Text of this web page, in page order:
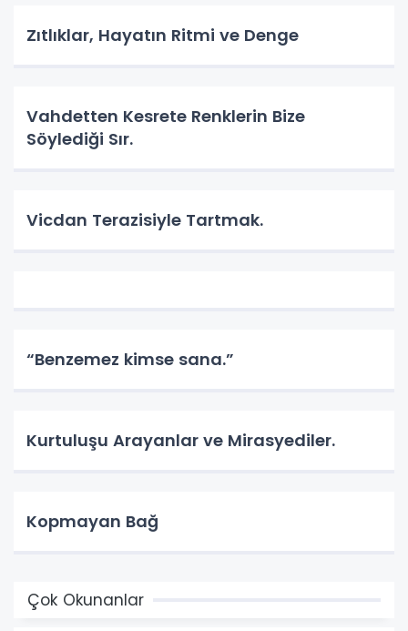
Zıtlıklar, Hayatın Ritmi ve Denge
Vahdetten Kesrete Renklerin Bize
Söylediği Sır.
Vicdan Terazisiyle Tartmak.
“Benzemez kimse sana.”
Kurtuluşu Arayanlar ve Mirasyediler.
Kopmayan Bağ
Çok Okunanlar